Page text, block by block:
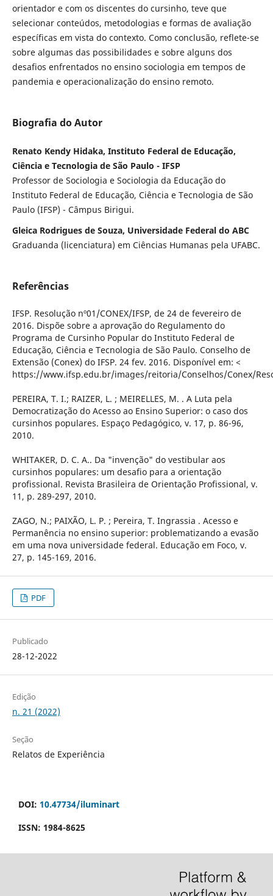
orientador e com os discentes do cursinho, teve que
selecionar conteúdos, metodologias e formas de avaliação
específicas em vista do contexto. Como conclusão, reflete-se
sobre algumas das possibilidades e sobre alguns dos
desafios enfrentados no ensino sociologia em tempos de
pandemia e operacionalização do ensino remoto.
Biografia do Autor
Renato Kendy Hidaka, Instituto Federal de Educação,
Ciência e Tecnologia de São Paulo - IFSP
Professor de Sociologia e Sociologia da Educação do
Instituto Federal de Educação, Ciência e Tecnologia de São
Paulo (IFSP) - Câmpus Birigui.
Gleica Rodrigues de Souza, Universidade Federal do ABC
Graduanda (licenciatura) em Ciências Humanas pela UFABC.
Referências
IFSP. Resolução nº01/CONEX/IFSP, de 24 de fevereiro de
2016. Dispõe sobre a aprovação do Regulamento do
Programa de Cursinho Popular do Instituto Federal de
Educação, Ciência e Tecnologia de São Paulo. Conselho de
Extensão (Conex) do IFSP. 24 fev. 2016. Disponível em: <
https://www.ifsp.edu.br/images/reitoria/Conselhos/Conex/
PEREIRA, T. I.; RAIZER, L. ; MEIRELLES, M. . A Luta pela
Democratização do Acesso ao Ensino Superior: o caso dos
cursinhos populares. Espaço Pedagógico, v. 17, p. 86-96,
2010.
WHITAKER, D. C. A.. Da "invenção" do vestibular aos
cursinhos populares: um desafio para a orientação
profissional. Revista Brasileira de Orientação Profissional, v.
11, p. 289-297, 2010.
ZAGO, N.; PAIXÃO, L. P. ; Pereira, T. Ingrassia . Acesso e
Permanência no ensino superior: problematizando a evasão
em uma nova universidade federal. Educação em Foco, v.
27, p. 145-169, 2016.
PDF
Publicado
28-12-2022
Edição
n. 21 (2022)
Seção
Relatos de Experiência
DOI: 10.47734/iluminart
ISSN: 1984-8625